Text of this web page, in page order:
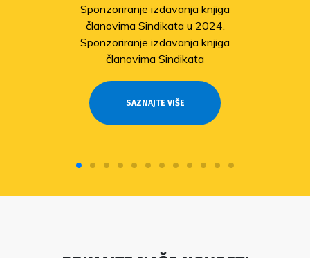
Sponzoriranje izdavanja knjiga
članovima Sindikata u 2024.
Sponzoriranje izdavanja knjiga
članovima Sindikata
SAZNAJTE VIŠE